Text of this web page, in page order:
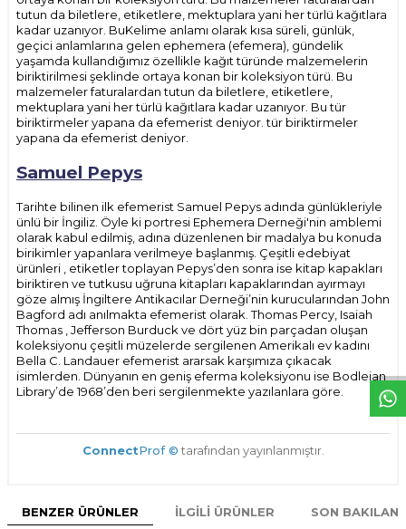
tutun da biletlere, etiketlere, mektuplara yani her türlü kağıtlara
kadar uzanıyor. BuKelime anlamı olarak kısa süreli, günlük,
geçici anlamlarına gelen ephemera (efemera), gündelik
yaşamda kullandığımız özellikle kağıt türünde malzemelerin
biriktirilmesi şeklinde ortaya konan bir koleksiyon türü. Bu
malzemeler faturalardan tutun da biletlere, etiketlere,
mektuplara yani her türlü kağıtlara kadar uzanıyor. Bu tür
biriktirmeler yapana da efemerist deniyor. tür biriktirmeler
yapana da efemerist deniyor.
Samuel Pepys
Tarihte bilinen ilk efemerist Samuel Pepys adında günlükleriyle
ünlü bir İngiliz. Öyle ki portresi Ephemera Derneği'nin amblemi
olarak kabul edilmiş, adına düzenlenen bir madalya bu konuda
birikimler yapanlara verilmeye başlanmış. Çeşitli edebiyat
ürünleri , etiketler toplayan Pepys’den sonra ise kitap kapakları
biriktiren ve tutkusu uğruna kitapları kapaklarından ayırmayı
göze almış İngiltere Antikacılar Derneği’nin kurucularından John
Bagford adı anılmakta efemerist olarak. Thomas Percy, Isaiah
Thomas , Jefferson Burduck ve dört yüz bin parçadan oluşan
koleksiyonu çeşitli müzelerde sergilenen Amerikalı ev kadını
Bella C. Landauer efemerist ararsak karşımıza çıkacak
isimlerden. Dünyanın en geniş eferma koleksiyonu ise Bodleian
Library’de 1968’den beri sergilenmekte yazılanlara göre.
ConnectProf © tarafından yayınlanmıştır.
BENZER ÜRÜNLER İLGILI ÜRÜNLER SON